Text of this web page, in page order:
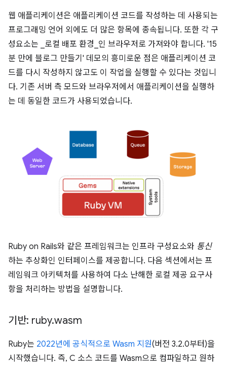
웹 애플리케이션은 애플리케이션 코드를 작성하는 데 사용되는
프로그래밍 언어 외에도 더 많은 항목에 종속됩니다. 또한 각 구
성요소는 _로컬 배포 환경_인 브라우저로 가져와야 합니다. '15
분 만에 블로그 만들기' 데모의 흥미로운 점은 애플리케이션 코
드를 다시 작성하지 않고도 이 작업을 실행할 수 있다는 것입니
다. 기존 서버 측 모드와 브라우저에서 애플리케이션을 실행하
는 데 동일한 코드가 사용되었습니다.
Ruby on Rails와 같은 프레임워크는 인프라 구성요소와 통신
하는 추상화인 인터페이스를 제공합니다. 다음 섹션에서는 프
레임워크 아키텍처를 사용하여 다소 난해한 로컬 제공 요구사
항을 처리하는 방법을 설명합니다.
기반: ruby.wasm
Ruby는 2022년에 공식적으로 Wasm 지원(버전 3.2.0부터)을
시작했습니다. 즉, C 소스 코드를 Wasm으로 컴파일하고 원하